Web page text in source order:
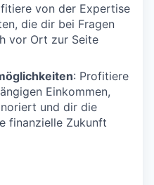
von der Expertise
die dir bei Fragen
vor Ort zur Seite
: Profitiere
Einkommen,
und dir die
finanzielle Zukunft